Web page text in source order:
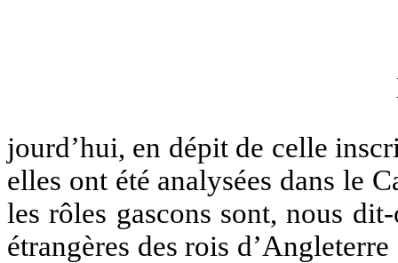
jourd’hui, en dépit de celle
elles ont été analysées dans le
les rôles gascons sont, nous
étrangères des rois